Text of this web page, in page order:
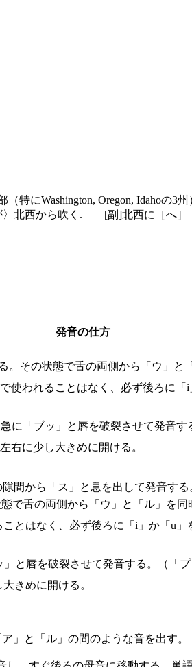
（特にWashington, Oregon, Idahoの
〉北西から吹く. [副]北西に［へ］
発音の仕方
。その状態で舌の両側から「ウ」と
使われることはなく、必ず後ろに「
に「ブッ」と唇を破裂させて発音す
右に少し大きめに開ける。
間から「ス」と息を出して発音す
で舌の両側から「ウ」と「ル」を同
とはなく、必ず後ろに「i」か「u」
と唇を破裂させて発音する。（「
きめに開ける。
」と「ル」の間のような音を出す。